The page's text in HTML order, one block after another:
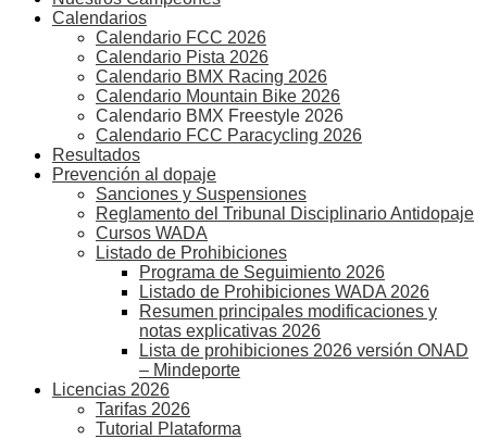
Calendarios
Calendario FCC 2026
Calendario Pista 2026
Calendario BMX Racing 2026
Calendario Mountain Bike 2026
Calendario BMX Freestyle 2026
Calendario FCC Paracycling 2026
Resultados
Prevención al dopaje
Sanciones y Suspensiones
Reglamento del Tribunal Disciplinario Antidopaje
Cursos WADA
Listado de Prohibiciones
Programa de Seguimiento 2026
Listado de Prohibiciones WADA 2026
Resumen principales modificaciones y
notas explicativas 2026
Lista de prohibiciones 2026 versión ONAD
– Mindeporte
Licencias 2026
Tarifas 2026
Tutorial Plataforma